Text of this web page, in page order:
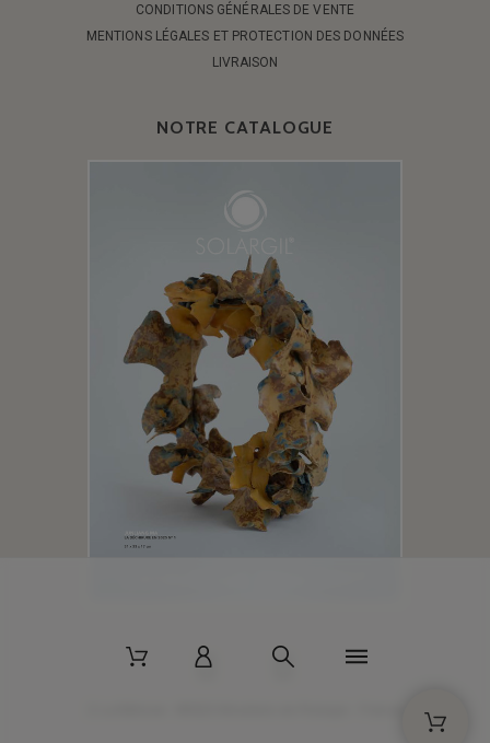
CONDITIONS GÉNÉRALES DE VENTE
MENTIONS LÉGALES ET PROTECTION DES DONNÉES
LIVRAISON
NOTRE CATALOGUE